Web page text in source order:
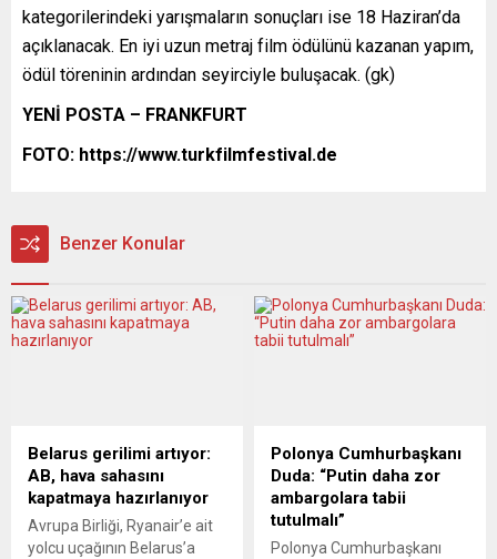
kategorilerindeki yarışmaların sonuçları ise 18 Haziran’da
açıklanacak. En iyi uzun metraj film ödülünü kazanan yapım,
ödül töreninin ardından seyirciyle buluşacak. (gk)
YENİ POSTA – FRANKFURT
FOTO: https://www.turkfilmfestival.de
Benzer Konular
Belarus gerilimi artıyor:
AB, hava sahasını
kapatmaya hazırlanıyor
Avrupa Birliği, Ryanair’e ait
yolcu uçağının Belarus’a
Polonya Cumhurbaşkanı
Duda: “Putin daha zor
ambargolara tabii
tutulmalı”
Polonya Cumhurbaşkanı